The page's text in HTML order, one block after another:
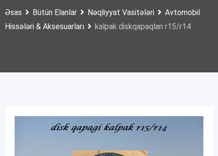
Əsas Bütün Elanlar Nəqliyyat Vasitələri
Avtomobil
Hissələri & Aksesuarları
kalpak diskqapaqlari r15/r14